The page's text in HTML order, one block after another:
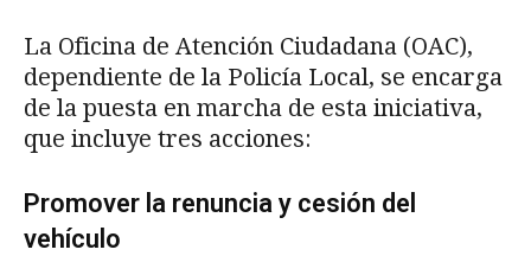
La Oficina de Atención Ciudadana (OAC),
dependiente de la Policía Local, se encarga
de la puesta en marcha de esta iniciativa,
que incluye tres acciones:
Promover la renuncia y cesión del
vehículo